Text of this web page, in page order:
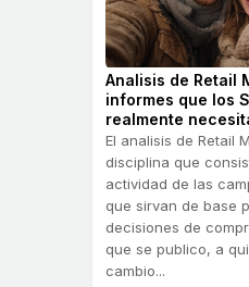
Analisis de Retail
informes que los
realmente
El analisis de Retail
disciplina que
actividad de las
que sirvan de base
decisiones de
que se publico, a
cambio...